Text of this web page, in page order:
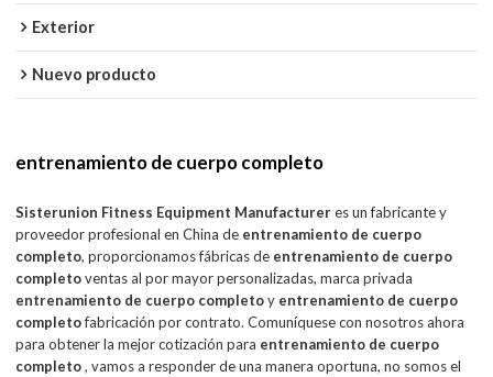
Exterior
Nuevo producto
entrenamiento de cuerpo completo
Sisterunion Fitness Equipment Manufactureres un fabricante y
proveedor profesional en China de entrenamiento de cuerpo
completo, proporcionamos fábricas de entrenamiento de cuerpo
completoventas al por mayor personalizadas, marca privada
entrenamiento de cuerpo completoy entrenamiento de cuerpo
completofabricación por contrato. Comuníquese con nosotros ahora
para obtener la mejor cotización para entrenamiento de cuerpo
completo, vamos a responder de una manera oportuna, no somos el